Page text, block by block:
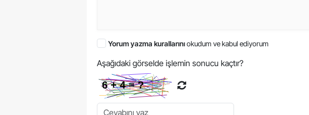
Yorum yazma kurallarınıokudum ve kabul ediyorum
Aşağıdaki görselde işlemin sonucu kaçtır?